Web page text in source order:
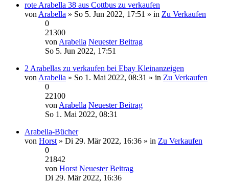
rote Arabella 38 aus Cottbus zu verkaufen
von Arabella » So 5. Jun 2022, 17:51 » in Zu Verkaufen
0
21300
von Arabella Neuester Beitrag
So 5. Jun 2022, 17:51
2 Arabellas zu verkaufen bei Ebay Kleinanzeigen
von Arabella » So 1. Mai 2022, 08:31 » in Zu Verkaufen
0
22100
von Arabella Neuester Beitrag
So 1. Mai 2022, 08:31
Arabella-Bücher
von Horst » Di 29. Mär 2022, 16:36 » in Zu Verkaufen
0
21842
von Horst Neuester Beitrag
Di 29. Mär 2022, 16:36